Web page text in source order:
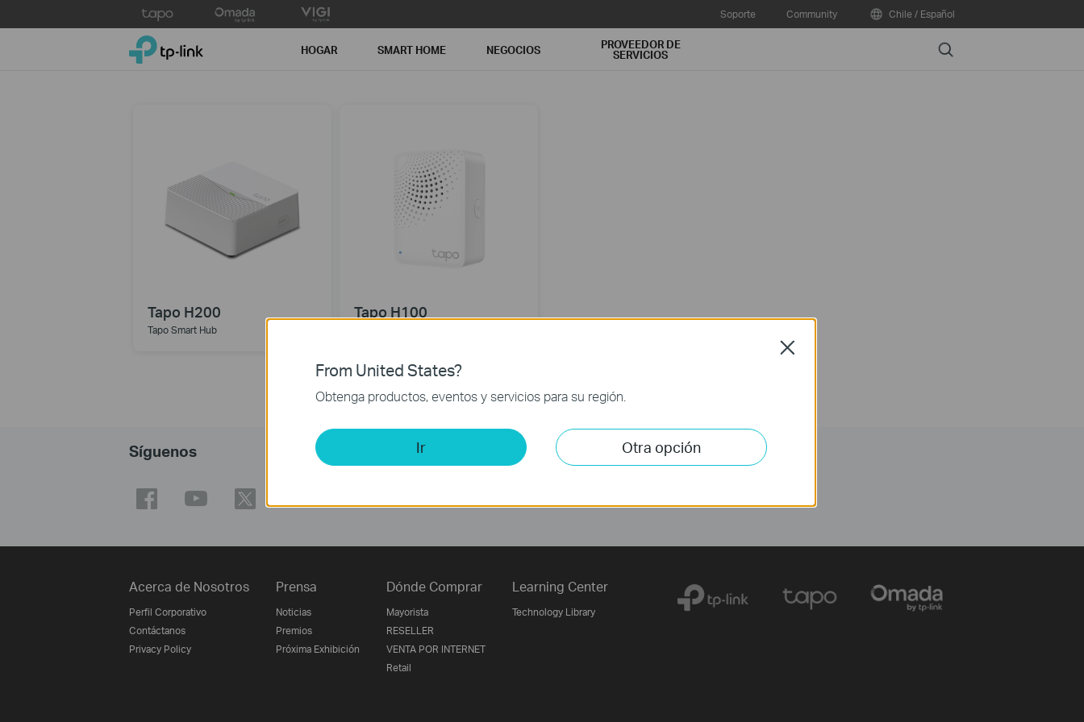
to
Soporte Community Chile / Español
TP-Link, Reliably Smart HOGAR SMART HOME NEGOCIOS PROVEEDOR DE
SERVICIOS Search
Tapo H200
Tapo Smart Hub
Tapo H100
Síguenos
Acerca de Nosotros
Perfil Corporativo
Contáctanos
Privacy Policy
Prensa
Noticias
Premios
Próxima Exhibición
Dónde Comprar
Mayorista
RESELLER
VENTA POR INTERNET
Retail
Learning Center
Technology Library
From United States?
Obtenga productos, eventos y servicios para su región.
Ir Otra opción
Close